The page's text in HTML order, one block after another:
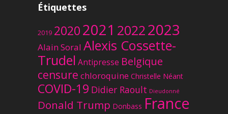
Étiquettes
2019 20202021 20222023
Alain Soral Alexis Cossette-
Trudel Antipresse Belgique
censure chloroquine Christelle Néant
COVID-19 Didier Raoult Dieudonné
Donald Trump Donbass France